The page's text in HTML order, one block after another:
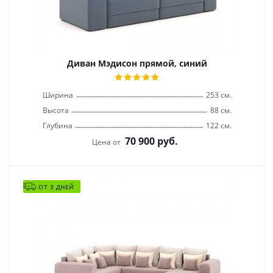
Диван Мэдисон прямой, синий
Ширина
253 см.
Высота
88 см.
Глубина
122 см.
Цена от 70 900 руб.
ОТ 3 ДНЕЙ